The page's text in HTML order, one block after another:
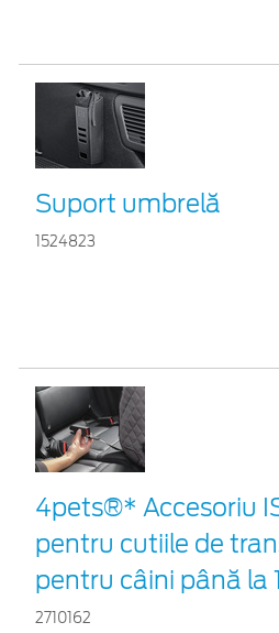
Suport umbrelă
1524823
4pets®* Accesoriu
pentru cutiile de
pentru câini până la
2710162